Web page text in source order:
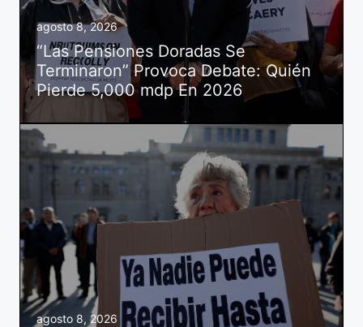
agosto 8, 2026
“Las Pensiones Doradas Se
Terminaron” Provoca Debate: Quién
Pierde 5,000 mdp En 2026
agosto 8, 2026